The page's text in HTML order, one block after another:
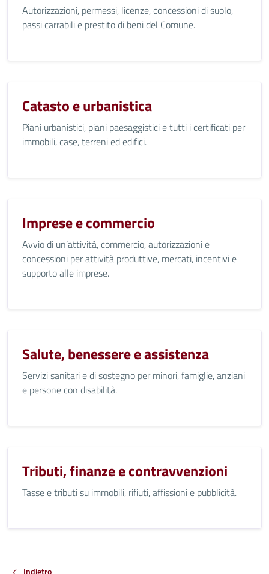
Autorizzazioni, permessi, licenze, concessioni di suolo,
passi carrabili e prestito di beni del Comune.
Catasto e urbanistica
Piani urbanistici, piani paesaggistici e tutti i certificati per
immobili, case, terreni ed edifici.
Imprese e commercio
Avvio di un’attività, commercio, autorizzazioni e
concessioni per attività produttive, mercati, incentivi e
supporto alle imprese.
Salute, benessere e assistenza
Servizi sanitari e di sostegno per minori, famiglie, anziani
e persone con disabilità.
Tributi, finanze e contravvenzioni
Tasse e tributi su immobili, rifiuti, affissioni e pubblicità.
Indietro